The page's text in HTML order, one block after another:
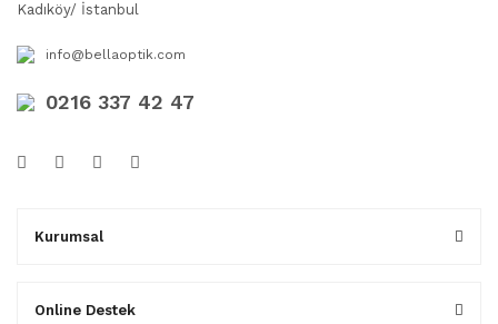
Kadıköy/ İstanbul
info@bellaoptik.com
0216 337 42 47
Kurumsal
Online Destek